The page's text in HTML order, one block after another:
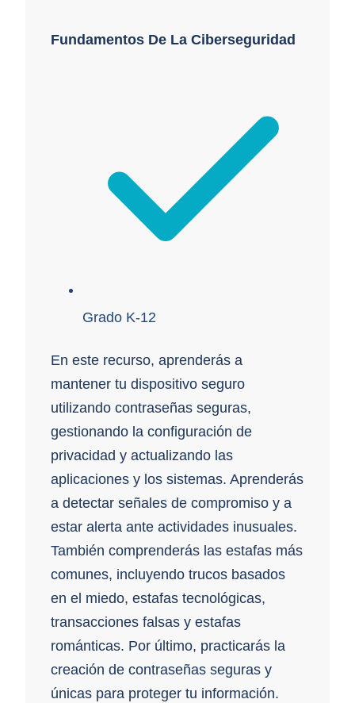
Fundamentos De La Ciberseguridad
Grado K-12
En este recurso, aprenderás a
mantener tu dispositivo seguro
utilizando contraseñas seguras,
gestionando la configuración de
privacidad y actualizando las
aplicaciones y los sistemas. Aprenderás
a detectar señales de compromiso y a
estar alerta ante actividades inusuales.
También comprenderás las estafas más
comunes, incluyendo trucos basados
en el miedo, estafas tecnológicas,
transacciones falsas y estafas
románticas. Por último, practicarás la
creación de contraseñas seguras y
únicas para proteger tu información.